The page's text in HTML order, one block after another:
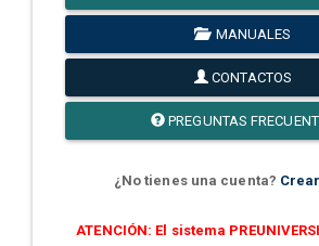
MANUALES
CONTACTOS
PREGUNTAS
¿No tienes una cuenta?
ATENCIÓN: El sistema